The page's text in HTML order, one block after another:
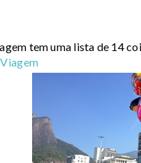
tem uma lista de 14